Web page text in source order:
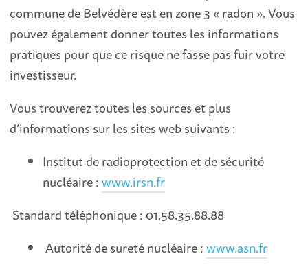
commune de Belvédère est en zone 3 « radon ». Vous
pouvez également donner toutes les informations
pratiques pour que ce risque ne fasse pas fuir votre
investisseur.
Vous trouverez toutes les sources et plus
d’informations sur les sites web suivants :
Institut de radioprotection et de sécurité
nucléaire :www.irsn.fr
Standard téléphonique : 01.58.35.88.88
Autorité de sureté nucléaire :www.asn.fr